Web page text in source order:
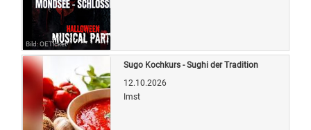
Bild: OETicket
Sugo Kochkurs - Sughi der Tradition
12.10.2026
Imst